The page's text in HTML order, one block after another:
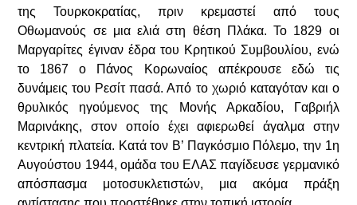
της Τουρκοκρατίας, πριν κρεμαστεί από τους
Οθωμανούς σε μια ελιά στη θέση Πλάκα. Το 1829 οι
Μαργαρίτες έγιναν έδρα του Κρητικού Συμβουλίου, ενώ
το 1867 ο Πάνος Κορωναίος απέκρουσε εδώ τις
δυνάμεις του Ρεσίτ πασά. Από το χωριό καταγόταν και ο
θρυλικός ηγούμενος της Μονής Αρκαδίου, Γαβριήλ
Μαρινάκης, στον οποίο έχει αφιερωθεί άγαλμα στην
κεντρική πλατεία. Κατά τον Β’ Παγκόσμιο Πόλεμο, την 1η
Αυγούστου 1944, ομάδα του ΕΛΑΣ παγίδευσε γερμανικό
απόσπασμα μοτοσυκλετιστών, μια ακόμα πράξη